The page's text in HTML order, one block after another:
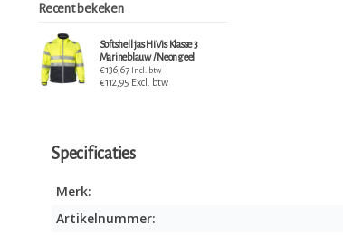
Recent bekeken
Softshell jas HiVis Klasse 3
Marineblauw / Neongeel
€136,67 Incl. btw
€112,95 Excl. btw
Specificaties
Merk:
Artikelnummer: